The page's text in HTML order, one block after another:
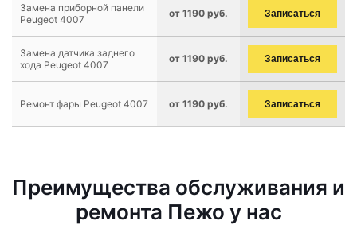
Замена приборной панели
Peugeot 4007
от 1190 руб. Записаться
Замена датчика заднего
хода Peugeot 4007
от 1190 руб. Записаться
Ремонт фары Peugeot 4007 от 1190 руб. Записаться
Преимущества обслуживания и
ремонта Пежо у нас